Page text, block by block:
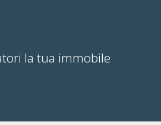
la tua immobile